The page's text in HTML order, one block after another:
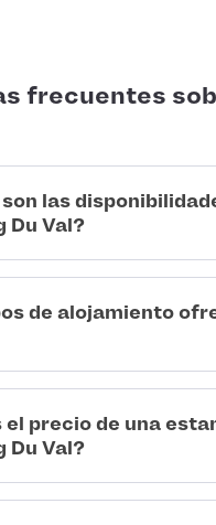
frecuentes
las
Du Val?
de alojamiento
el precio de una
Du Val?